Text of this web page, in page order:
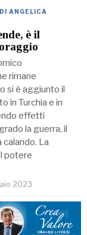
ANGELICA
è il
rimane
si è aggiunto il
in Turchia e in
effetti
la guerra, il
La
potere
2023